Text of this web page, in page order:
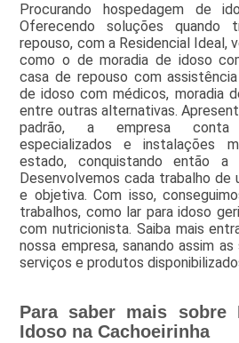
Procurando hospedagem de
Oferecendo soluções
repouso, com a Residencial Ideal,
como o de moradia de idoso
casa de repouso com
de idoso com médicos, moradia
entre outras alternativas.
padrão, a empresa conta
especializados e instalações
estado, conquistando então a
Desenvolvemos cada trabalho de
e objetiva. Com isso,
trabalhos, como lar para idoso
com nutricionista. Saiba mais
nossa empresa, sanando assim
serviços e produtos
Para saber mais sobre
Idoso na Cachoeirinha